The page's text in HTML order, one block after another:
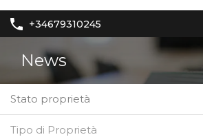
+34679310245
News
Stato proprietà
Tipo di Proprietà